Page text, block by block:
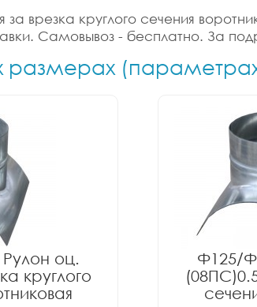
за врезка круглого сечения
Самовывоз - бесплатно. За
размерах
оц.
круглого
Ф125/